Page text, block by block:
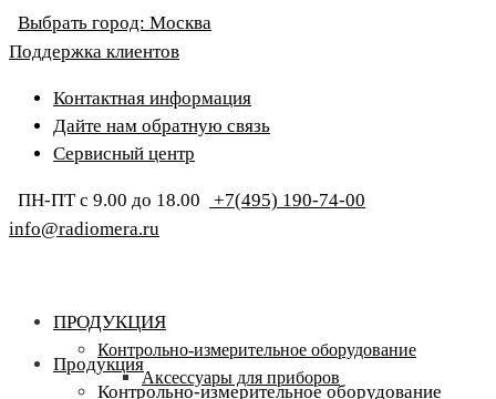
Выбрать город: Москва
Поддержка клиентов
Контактная информация
Дайте нам обратную связь
Сервисный центр
ПН-ПТ с 9.00 до 18.00
+7(495) 190-74-00
info@radiomera.ru
ПРОДУКЦИЯ
Контрольно-измерительное оборудование
Аксессуары для приборов
Продукция
Контрольно-измерительное оборудование